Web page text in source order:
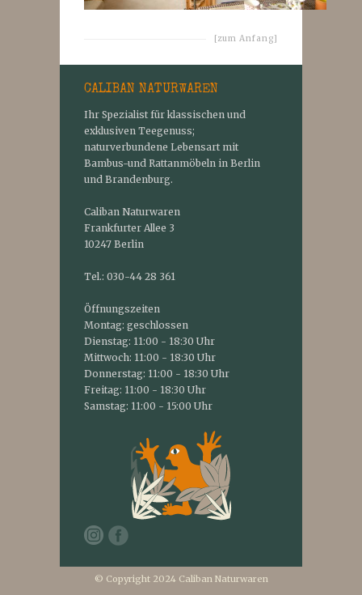
[zum Anfang]
CALIBAN NATURWAREN
Ihr Spezialist für klassischen und
exklusiven Teegenuss;
naturverbundene Lebensart mit
Bambus-und Rattanmöbeln in Berlin
und Brandenburg.
Caliban Naturwaren
Frankfurter Allee 3
10247 Berlin
Tel.: 030-44 28 361
Öffnungszeiten
Montag: geschlossen
Dienstag: 11:00 - 18:30 Uhr
Mittwoch: 11:00 - 18:30 Uhr
Donnerstag: 11:00 - 18:30 Uhr
Freitag: 11:00 - 18:30 Uhr
Samstag: 11:00 - 15:00 Uhr
© Copyright 2024 Caliban Naturwaren